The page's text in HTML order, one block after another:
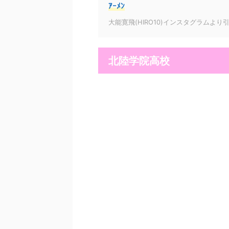
ｱｰﾒﾝ
大能寛飛(HIRO10)インスタグラムより
北陸学院高校